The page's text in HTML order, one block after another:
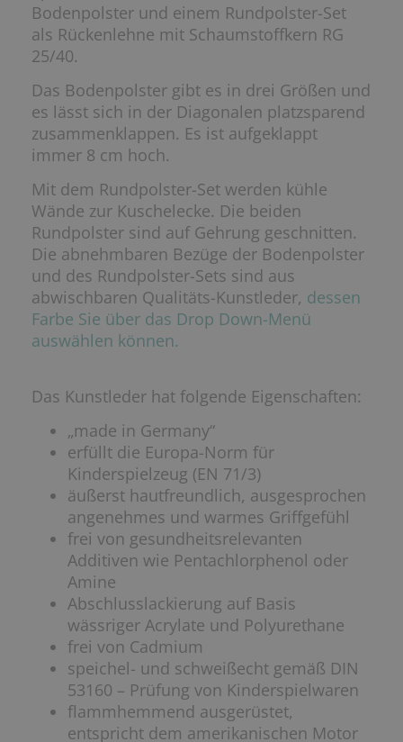
Bodenpolster und einem Rundpolster-Set
als Rückenlehne mit Schaumstoffkern RG
25/40.
Das Bodenpolster gibt es in drei Größen und
es lässt sich in der Diagonalen platzsparend
zusammenklappen. Es ist aufgeklappt
immer 8 cm hoch.
Mit dem Rundpolster-Set werden kühle
Wände zur Kuschelecke. Die beiden
Rundpolster sind auf Gehrung geschnitten.
Die abnehmbaren Bezüge der Bodenpolster
und des Rundpolster-Sets sind aus
abwischbaren Qualitäts-Kunstleder, dessen
Farbe Sie über das Drop Down-Menü
auswählen können.
Das Kunstleder hat folgende Eigenschaften:
„made in Germany“
erfüllt die Europa-Norm für
Kinderspielzeug (EN 71/3)
äußerst hautfreundlich, ausgesprochen
angenehmes und warmes Griffgefühl
frei von gesundheitsrelevanten
Additiven wie Pentachlorphenol oder
Amine
Abschlusslackierung auf Basis
wässriger Acrylate und Polyurethane
frei von Cadmium
speichel- und schweißecht gemäß DIN
53160 – Prüfung von Kinderspielwaren
flammhemmend ausgerüstet,
entspricht dem amerikanischen Motor